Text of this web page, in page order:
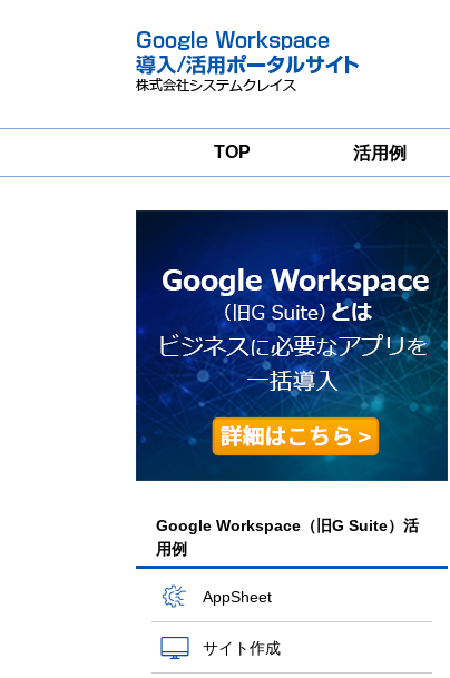
TOP 活用例
支援サービス
グルー
移行
Google Workspace（旧G Suite）活
用例
AppSheet
サイト作成